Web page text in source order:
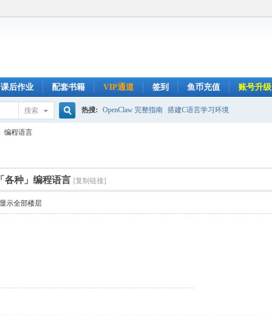
课后作业 配套书籍 VIP通道 签到 鱼币充值 账号升级
搜索
索
热搜: OpenClaw 完整指南 搭建C语言学习环境
编程语言
各种」编程语言 [复制链接]
显示全部楼层